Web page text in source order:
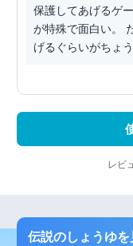
保護してあげるゲ
が特殊で面白い。
げるぐらいがちょう
レビ
伝説のしょうゆ